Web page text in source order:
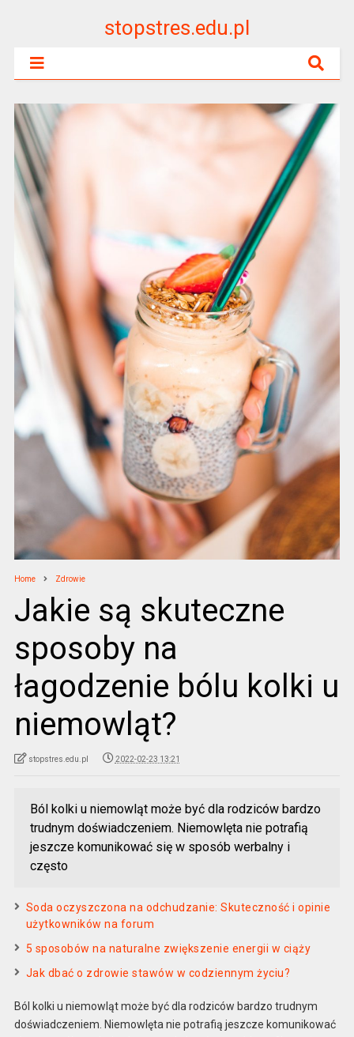
stopstres.edu.pl
Home Zdrowie
Jakie są skuteczne
sposoby na
łagodzenie bólu kolki u
niemowląt?
stopstres.edu.pl 2022-02-23 13:21
Ból kolki u niemowląt może być dla rodziców bardzo
trudnym doświadczeniem. Niemowlęta nie potrafią
jeszcze komunikować się w sposób werbalny i
często
Soda oczyszczona na odchudzanie: Skuteczność i opinie
użytkowników na forum
5 sposobów na naturalne zwiększenie energii w ciąży
Jak dbać o zdrowie stawów w codziennym życiu?
Ból kolki u niemowląt może być dla rodziców bardzo trudnym
doświadczeniem. Niemowlęta nie potrafią jeszcze komunikować